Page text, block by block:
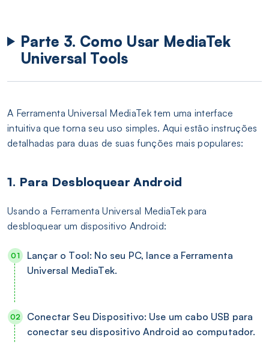
Parte 3. Como Usar MediaTek
Universal Tools
A Ferramenta Universal MediaTek tem uma interface
intuitiva que torna seu uso simples. Aqui estão instruções
detalhadas para duas de suas funções mais populares:
1. Para Desbloquear Android
Usando a Ferramenta Universal MediaTek para
desbloquear um dispositivo Android:
Lançar o Tool: No seu PC, lance a Ferramenta
Universal MediaTek.
Conectar Seu Dispositivo: Use um cabo USB para
conectar seu dispositivo Android ao computador.